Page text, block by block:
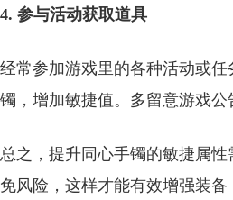
4. 参与活动获取道具
经常参加游戏里的各种活动或
镯，增加敏捷值。多留意游戏
总之，提升同心手镯的敏捷属
免风险，这样才能有效增强装备